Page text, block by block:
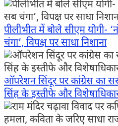
पीलीभीत में बोले सीएम योगी-
चंगा’, विपक्ष पर साधा निशाना
ऑपरेशन सिंदूर पर कांग्रेस का
सिंह के इस्तीफे और